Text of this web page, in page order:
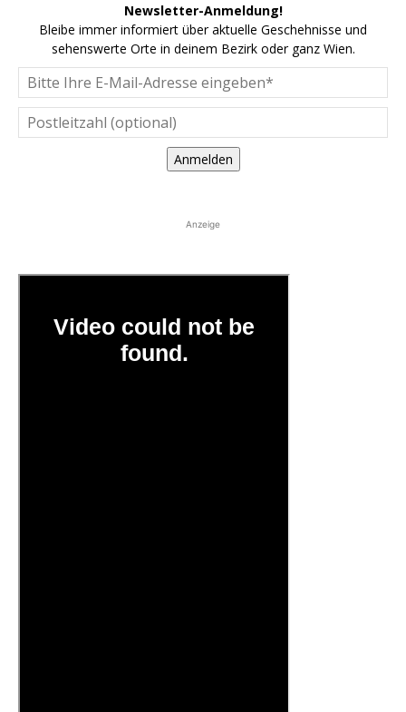
Newsletter-Anmeldung!
Bleibe immer informiert über aktuelle Geschehnisse und
sehenswerte Orte in deinem Bezirk oder ganz Wien.
Anmelden
Anzeige